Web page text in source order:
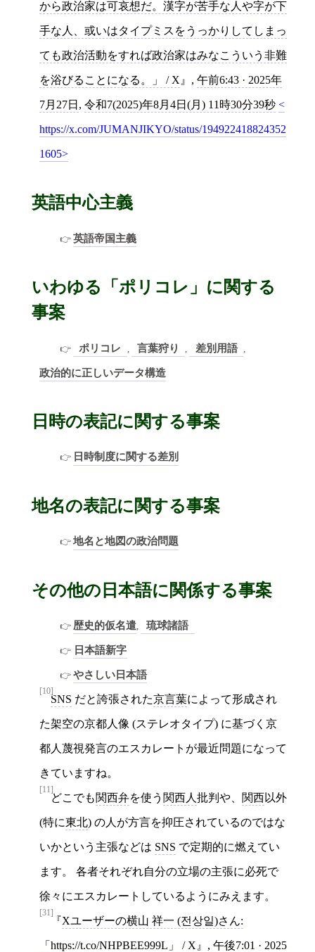
から政治家は可哀想だ。漢字が苦手な人や字が下
手な人、或いはタイプミスをうっかりしてしまっ
ても政治活動をすれば政治家はみなこういう非難
を浴びることになる。」 / X , 午前6:43 · 2025年
7月27日 , 令和7(2025)年8月4日(月) 11時30分39秒
https://x.com/JUMANJIKYO/status/194922418824352
1605
英語中心主義
英語帝国主義
いわゆる「ポリコレ」に関する
事案
ポリコレ 言葉狩り 差別用語
政治的に正しいデータ構造
日時の表記に関する事案
日時制度に関する差別
地名の表記に関する事案
地名と地図の政治問題
その他の日本語に関係する事案
歴史的仮名遣, 琉球諸語
日本語新字
やさしい日本語
[10]
SNS だと誇張された京言葉によって形成され
た架空の京都人像 (ステレオタイプ) に基づく京
都人蔑視発言のエスカレートが最近問題になって
きていますね。
[11]
どこでも関西弁を使う 関西人 批判や、 関西以外
(特に東北) の人が方言を抑圧されているのではな
いかという主張などは SNS で定期的に燃えてい
ます。 各者それぞれ自分の立場の主張に必死で
徐々にエスカレートしているようにみえます。
[31]
Xユーザーの横山 祥一 (전상일)さん:
「https://t.co/NHPBEE999L」 / X , 午後7:01 · 2025